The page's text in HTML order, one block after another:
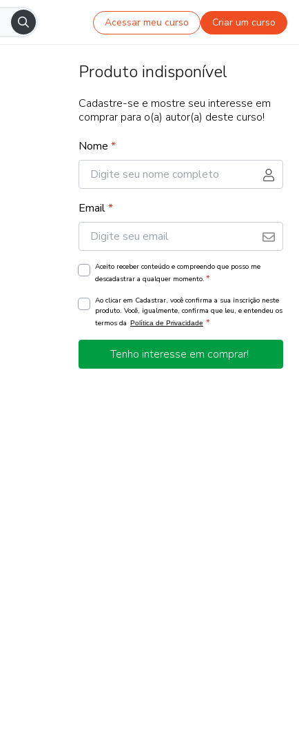
Acessar meu curso Criar um curso
Produto indisponível
Cadastre-se e mostre seu interesse em
comprar para o(a) autor(a) deste curso!
Nome *
Email*
Aceito receber conteúdo e compreendo que posso me
descadastrar a qualquer momento. *
Ao clicar em Cadastrar, você confirma a sua inscrição neste
produto. Você, igualmente, confirma que leu, e entendeu os
termos da Política de Privacidade *
Tenho interesse em comprar!